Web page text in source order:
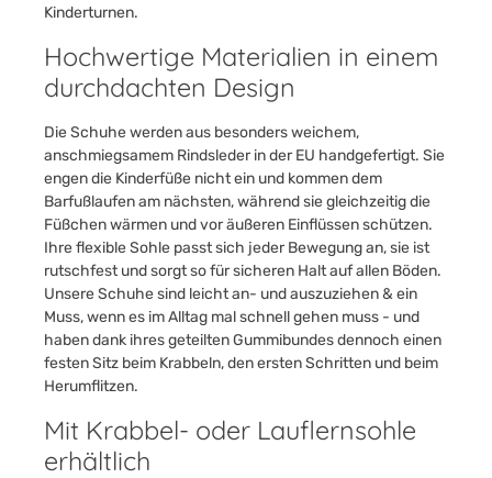
Kinderturnen.
Hochwertige Materialien in einem
durchdachten Design
Die Schuhe werden aus besonders weichem,
anschmiegsamem Rindsleder in der EU handgefertigt. Sie
engen die Kinderfüße nicht ein und kommen dem
Barfußlaufen am nächsten, während sie gleichzeitig die
Füßchen wärmen und vor äußeren Einflüssen schützen.
Ihre flexible Sohle passt sich jeder Bewegung an, sie ist
rutschfest und sorgt so für sicheren Halt auf allen Böden.
Unsere Schuhe sind leicht an- und auszuziehen & ein
Muss, wenn es im Alltag mal schnell gehen muss - und
haben dank ihres geteilten Gummibundes dennoch einen
festen Sitz beim Krabbeln, den ersten Schritten und beim
Herumflitzen.
Mit Krabbel- oder Lauflernsohle
erhältlich